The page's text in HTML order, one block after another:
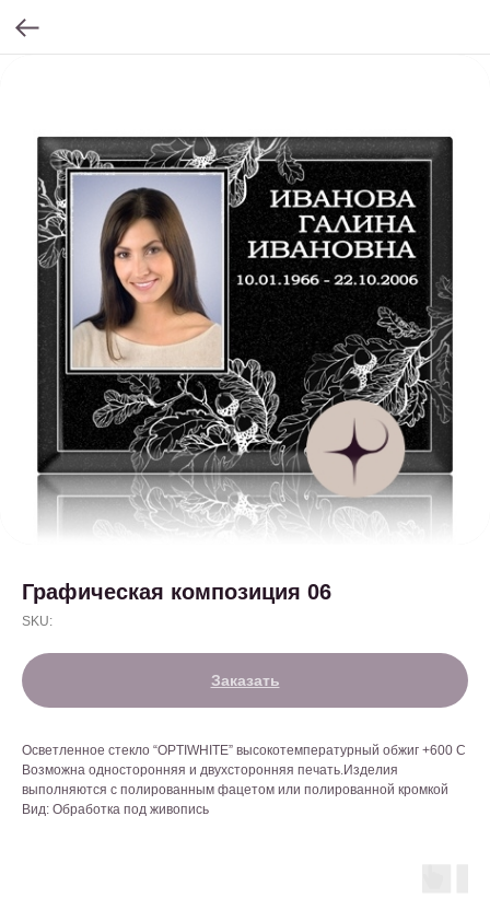
Графическая композиция 06
SKU:
Заказать
Осветленное стекло “OPTIWHITE” высокотемпературный обжиг +600 С
Возможна односторонняя и двухсторонняя печать.Изделия
выполняются с полированным фацетом или полированной кромкой
Вид: Обработка под живопись